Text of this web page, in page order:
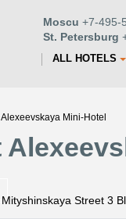
Moscu +7-495-
St. Petersburg
ALL HOTELS
Mini-Hotel
Street 3